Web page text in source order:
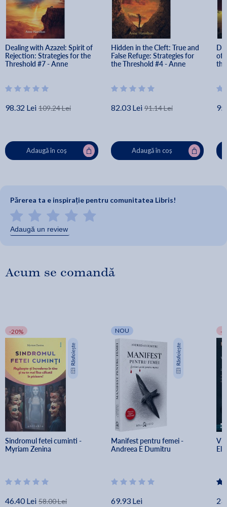
Dealing with Azazel: Spirit of
Rejection: Strategies for the
Threshold #7 - Anne
98.32 Lei 109.24 Lei
Adaugă în coș
Hidden in the Cleft: True and
False Refuge: Strategies for
the Threshold #4 - Anne
82.03 Lei 91.14 Lei
Adaugă în coș
of
Părerea ta e inspirație pentru comunitatea Libris!
Adaugă un review
Acum se comandă
-20%
Sindromul fetei cuminti -
Myriam Zenina
46.40 Lei 58.00 Lei
NOU
Manifest pentru femei -
Andreea E Dumitru
69.93 Lei
-